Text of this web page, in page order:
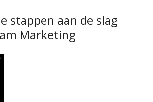
stappen aan de slag
Marketing